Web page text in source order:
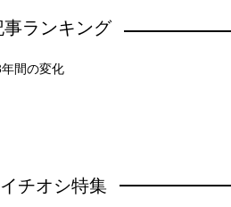
事ランキング
間の変化
チオシ特集